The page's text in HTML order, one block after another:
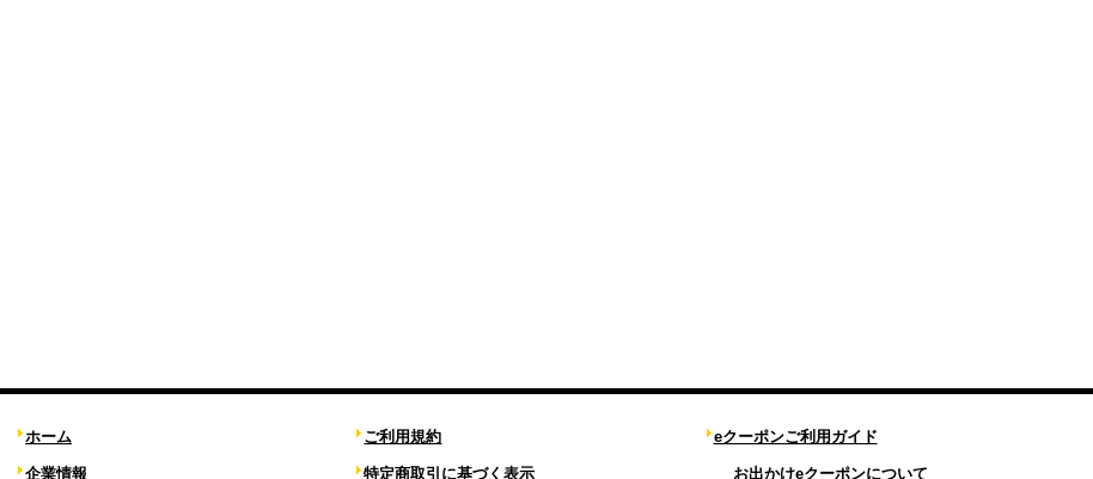
ホーム
企業情報
ご利用規約
特定商取引に基づく表示
eクーポンご利用ガイド
お出かけeクーポンについて